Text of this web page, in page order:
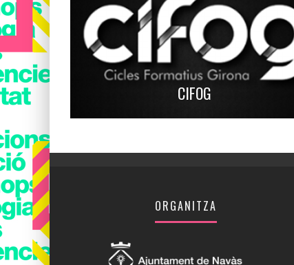
CIFOG
ORGANITZA